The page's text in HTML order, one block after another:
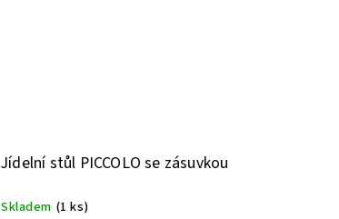
Jídelní stůl PICCOLO se zásuvkou
Skladem (1 ks)